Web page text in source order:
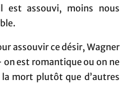
est assouvi, moins nous
assouvir ce désir, Wagner
est romantique ou on ne
la mort plutôt que d’autres